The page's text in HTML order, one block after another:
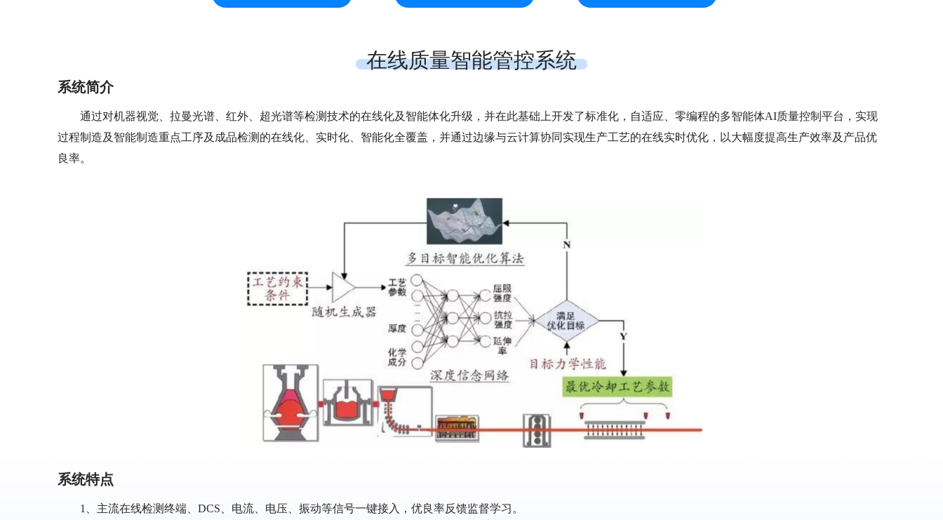
在线质量智能管控系统
系统简介
通过对机器视觉、拉曼光谱、红外、超光谱等检测技术的在线化及智能体化升级，并在此基础上开发了标准化，自适应、零编程的多智能体AI质量控制平台，实现
过程制造及智能制造重点工序及成品检测的在线化、实时化、智能化全覆盖，并通过边缘与云计算协同实现生产工艺的在线实时优化，以大幅度提高生产效率及产品优
良率。
系统特点
1、主流在线检测终端、DCS、电流、电压、振动等信号一键接入，优良率反馈监督学习。